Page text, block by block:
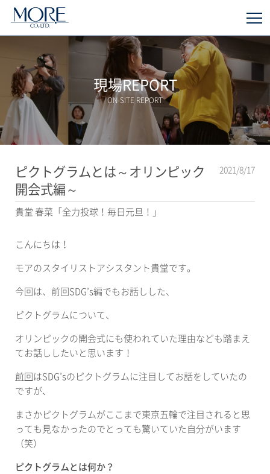
現場REPORT
ON-SITE REPORT
2021/8/17
ピクトグラムとは～オリンピック
開会式編～
貴堂 春菜「全力投球！毎日元旦！」
こんにちは！
モアのスタイリストアシスタント貴堂です。
今回は、前回SDG’s編でもお話しした、
ピクトグラムについて、
オリンピックの開会式にも使われていた理由なども踏まえ
てお話ししたいと思います！
前回はSDG’sのピクトグラムに注目してお話をしていたの
ですが、
まさかピクトグラムがここまで東京五輪で注目されると思
っても見なかったのでとっても驚いていた自分がいます
（笑）
ピクトグラムとは何か？